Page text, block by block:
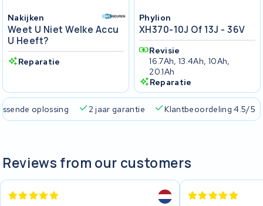
Nakijken
Weet U Niet Welke Accu
U Heeft?
Reparatie
Phylion
XH370-10J Of 13J - 36V
Revisie
16.7Ah, 13.4Ah, 10Ah,
20.1Ah
Reparatie
oplossing 2 jaar garantie Klantbeoordeling 4.5/5
Reviews from our customers